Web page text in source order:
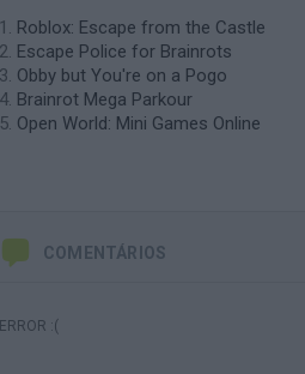
Roblox: Escape from the Castle
Escape Police for Brainrots
Obby but You're on a Pogo
Brainrot Mega Parkour
Open World: Mini Games Online
COMENTÁRIOS
ERROR :(